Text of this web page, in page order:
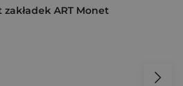
zakładek ART Monet